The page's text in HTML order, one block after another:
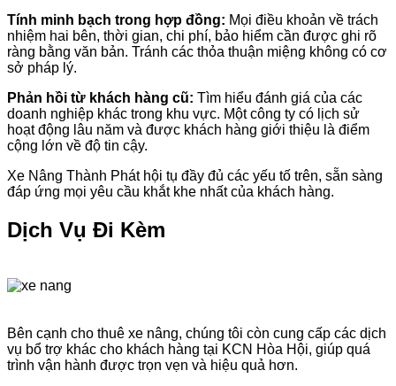
Tính minh bạch trong hợp đồng: Mọi điều khoản về trách
nhiệm hai bên, thời gian, chi phí, bảo hiểm cần được ghi rõ
ràng bằng văn bản. Tránh các thỏa thuận miệng không có cơ
sở pháp lý.
Phản hồi từ khách hàng cũ: Tìm hiểu đánh giá của các
doanh nghiệp khác trong khu vực. Một công ty có lịch sử
hoạt động lâu năm và được khách hàng giới thiệu là điểm
cộng lớn về độ tin cậy.
Xe Nâng Thành Phát hội tụ đầy đủ các yếu tố trên, sẵn sàng
đáp ứng mọi yêu cầu khắt khe nhất của khách hàng.
Dịch Vụ Đi Kèm
Bên cạnh cho thuê xe nâng, chúng tôi còn cung cấp các dịch
vụ bổ trợ khác cho khách hàng tại KCN Hòa Hội, giúp quá
trình vận hành được trọn vẹn và hiệu quả hơn.